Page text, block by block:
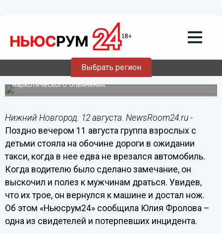
Выбрать регион
Едва не задавив автомобилем группу
взрослых с детьми, нижегородец
накинулся на них с ножом
Нападавший был в состоянии алкогольного либо
наркотического опьянения.
Нижний Новгород. 12 августа. NewsRoom24.ru -
Поздно вечером 11 августа группа взрослых с
детьми стояла на обочине дороги в ожидании
такси, когда в нее едва не врезался автомобиль.
Когда водителю было сделано замечание, он
выскочил и полез к мужчинам драться. Увидев,
что их трое, он вернулся к машине и достал нож.
Об этом «Ньюсрум24» сообщила Юлия Фролова –
одна из свидетелей и потерпевших инцидента.